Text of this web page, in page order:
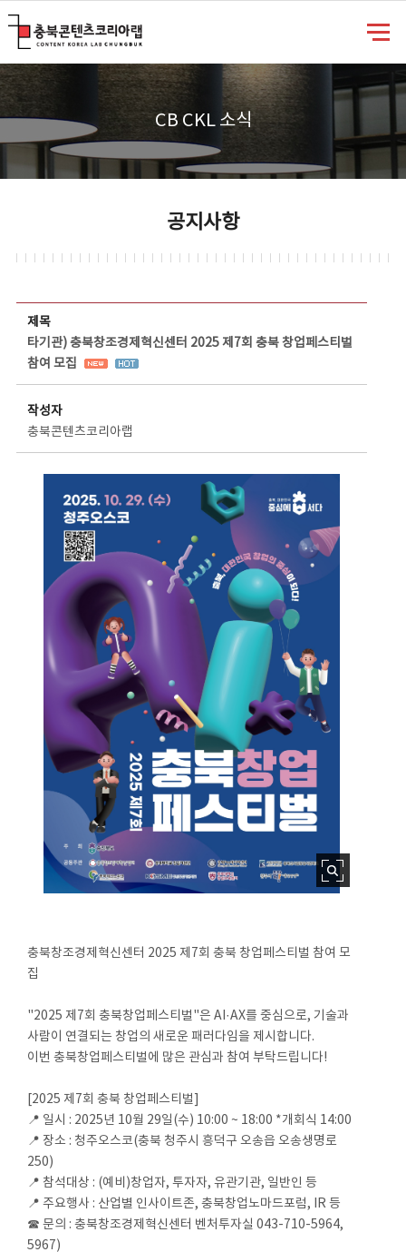
CB CKL 소식
공지사항
제목
타기관) 충북창조경제혁신센터 2025 제7회 충북 창업페스티벌
참여 모집
작성자
충북콘텐츠코리아랩
충북창조경제혁신센터 2025 제7회 충북 창업페스티벌 참여 모
집
"2025 제7회 충북창업페스티벌"은 AI·AX를 중심으로, 기술과
사람이 연결되는 창업의 새로운 패러다임을 제시합니다.
이번 충북창업페스티벌에 많은 관심과 참여 부탁드립니다!
[2025 제7회 충북 창업페스티벌]
📍 일시 : 2025년 10월 29일(수) 10:00 ~ 18:00 *개회식 14:00
📍 장소 : 청주오스코(충북 청주시 흥덕구 오송읍 오송생명로
250)
📍 참석대상 : (예비)창업자, 투자자, 유관기관, 일반인 등
📍 주요행사 : 산업별 인사이트존, 충북창업노마드포럼, IR 등
☎ 문의 : 충북창조경제혁신센터 벤처투자실 043-710-5964,
5967)